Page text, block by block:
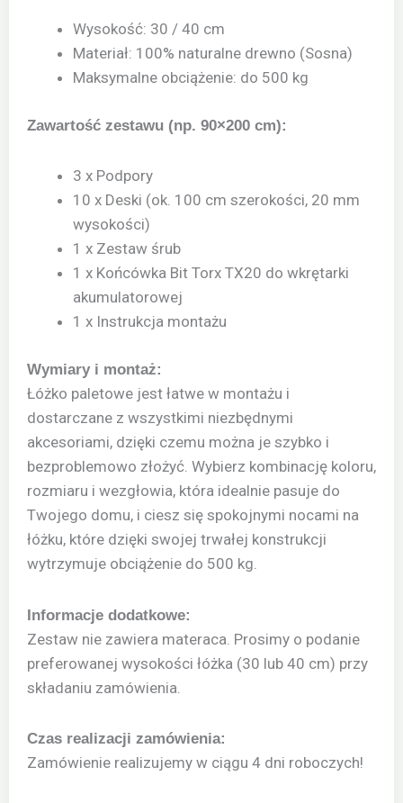
Wysokość: 30 / 40 cm
Materiał: 100% naturalne drewno (Sosna)
Maksymalne obciążenie: do 500 kg
Zawartość zestawu (np. 90×200 cm):
3 x Podpory
10 x Deski (ok. 100 cm szerokości, 20 mm
wysokości)
1 x Zestaw śrub
1 x Końcówka Bit Torx TX20 do wkrętarki
akumulatorowej
1 x Instrukcja montażu
Wymiary i montaż:
Łóżko paletowe jest łatwe w montażu i
dostarczane z wszystkimi niezbędnymi
akcesoriami, dzięki czemu można je szybko i
bezproblemowo złożyć. Wybierz kombinację koloru,
rozmiaru i wezgłowia, która idealnie pasuje do
Twojego domu, i ciesz się spokojnymi nocami na
łóżku, które dzięki swojej trwałej konstrukcji
wytrzymuje obciążenie do 500 kg.
Informacje dodatkowe:
Zestaw nie zawiera materaca. Prosimy o podanie
preferowanej wysokości łóżka (30 lub 40 cm) przy
składaniu zamówienia.
Czas realizacji zamówienia:
Zamówienie realizujemy w ciągu 4 dni roboczych!